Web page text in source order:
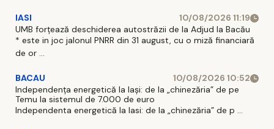
IASI
10/08/2026 11:19
UMB forțează deschiderea autostrăzii de la Adjud la Bacău
* este in joc jalonul PNRR din 31 august, cu o miză financiară
de or ...
BACAU
10/08/2026 10:52
Independența energetică la Iași: de la „chinezăria” de pe
Temu la sistemul de 7.000 de euro
Independenta energetică la Iasi: de la „chinezăria” de p ...